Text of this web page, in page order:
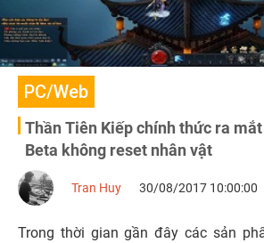
PC/Web
Thần Tiên Kiếp chính thức ra mắt
Beta không reset nhân vật
Tran Huy 30/08/2017 10:00:00
Trong thời gian gần đây các sản